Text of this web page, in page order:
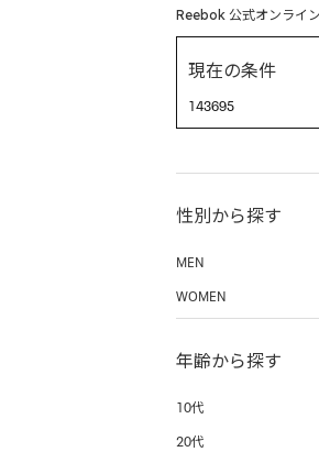
Reebok 公式オンライ
現在の条件
143695
性別から探す
MEN
WOMEN
年齢から探す
10代
20代